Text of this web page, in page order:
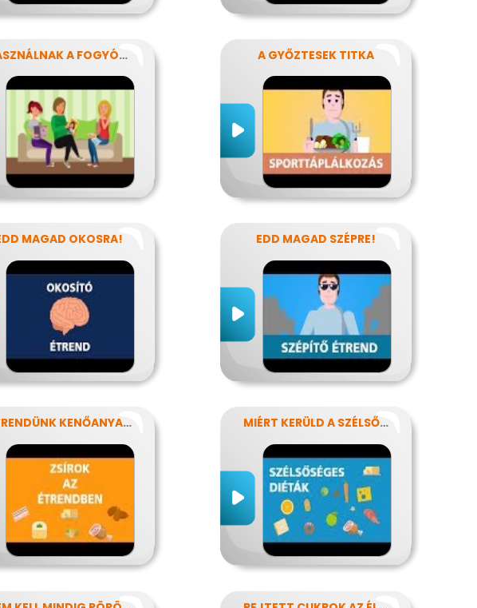
HASZNÁLNAK A FOGYÓKÚRÁK? A GYŐZTESEK TITKA
MAGAD OKOSRA! EDD MAGAD SZÉPRE!
ÉTRENDÜNK KENŐANYAGAI: A ZSÍROK MIÉRT KERÜLD A SZÉLSŐSÉGES DIÉTÁKAT?